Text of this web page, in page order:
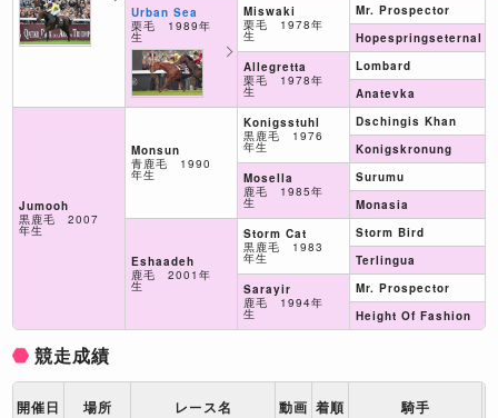
Jumooh
黒鹿毛 2007
年生
Urban Sea
栗毛 1989年
生
Monsun
青鹿毛 1990
年生
Eshaadeh
鹿毛 2001年
生
Miswaki
栗毛 1978年
生
Allegretta
栗毛 1978年
生
Konigsstuhl
黒鹿毛 1976
年生
Mosella
鹿毛 1985年
生
Storm Cat
黒鹿毛 1983
年生
Sarayir
鹿毛 1994年
生
Mr. Prospector
Hopespringseternal
Lombard
Anatevka
Dschingis Khan
Konigskronung
Surumu
Monasia
Storm Bird
Terlingua
Mr. Prospector
Height Of Fashion
競走成績
開催日 場所 レース名 動画 着順 騎手